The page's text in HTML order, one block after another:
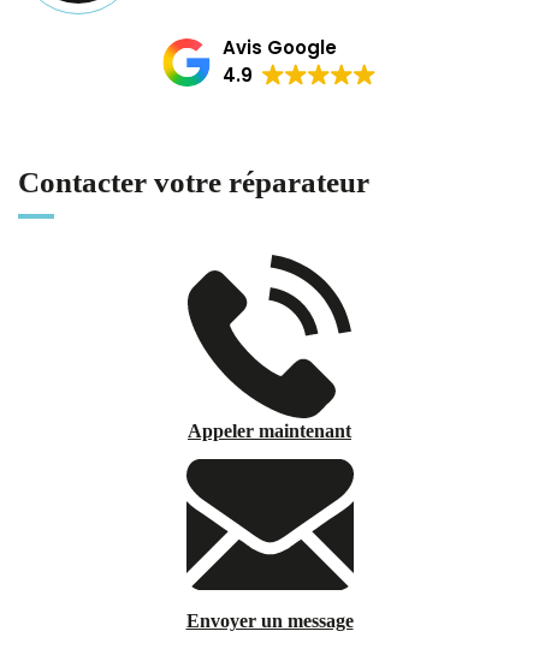
Avis Google
4.9
Contacter votre réparateur
Appeler maintenant
Envoyer un message